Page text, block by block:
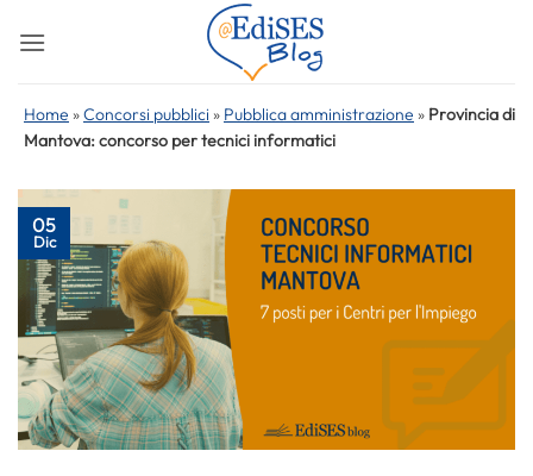
Home »Concorsi pubblici » Pubblica amministrazione » Provincia di
Mantova: concorso per tecnici informatici
05
Dic